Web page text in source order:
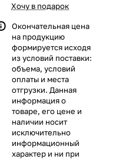
Хочу в подарок
Окончательная цена
на продукцию
формируется исходя
из условий поставки:
объема, условий
оплаты и места
отгрузки. Данная
информация о
товаре, его цене и
наличии носит
исключительно
информационный
характер и ни при